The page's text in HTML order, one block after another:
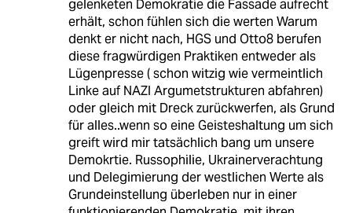
gelenketen Demokratie die Fassade aufrecht
erhält, schon fühlen sich die werten Warum
denkt er nicht nach, HGS und Otto8 berufen
diese fragwürdigen Praktiken entweder als
Lügenpresse ( schon witzig wie vermeintlich
Linke auf NAZI Argumetstrukturen abfahren)
oder gleich mit Dreck zurückwerfen, als Grund
für alles..wenn so eine Geisteshaltung um sich
greift wird mir tatsächlich bang um unsere
Demokrtie. Russophilie, Ukrainerverachtung
und Delegimierung der westlichen Werte als
Grundeinstellung überleben nur in einer